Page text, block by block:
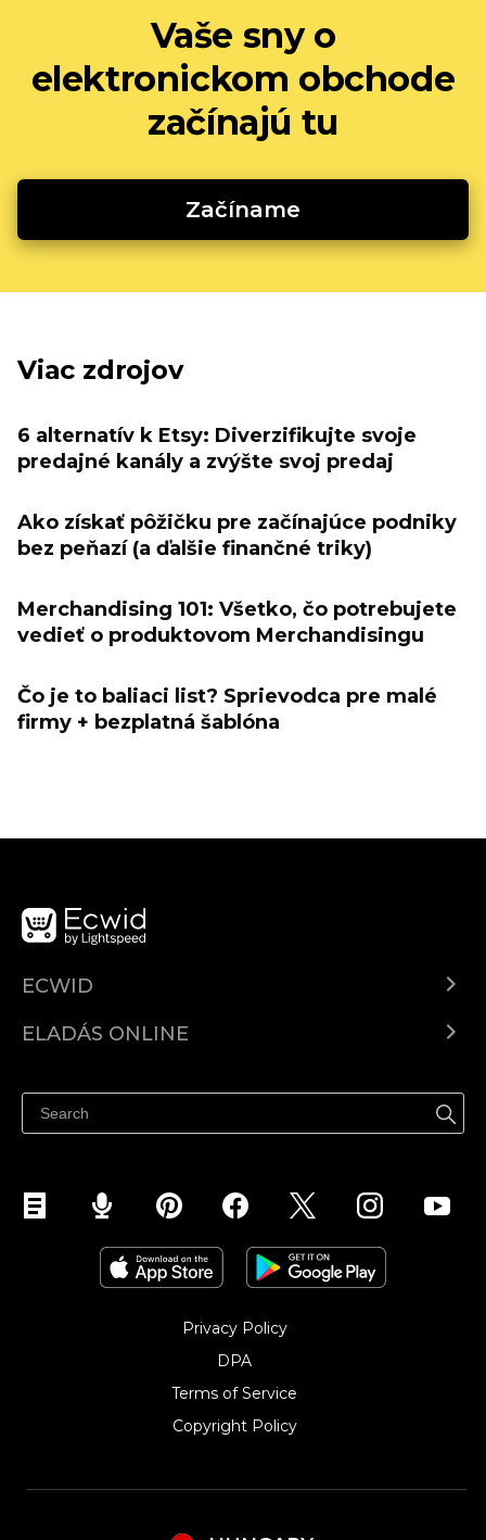
Vaše sny o
elektronickom obchode
začínajú tu
Začíname
Viac zdrojov
6 alternatív k Etsy: Diverzifikujte svoje
predajné kanály a zvýšte svoj predaj
Ako získať pôžičku pre začínajúce podniky
bez peňazí (a ďalšie finančné triky)
Merchandising 101: Všetko, čo potrebujete
vedieť o produktovom Merchandisingu
Čo je to baliaci list? Sprievodca pre malé
firmy + bezplatná šablóna
ECWID
Árkalkuláció
ELADÁS ONLINE
Eladás a Facebookon
Eladás Instagramon
Privacy Policy
DPA
Terms of Service
Copyright Policy‎